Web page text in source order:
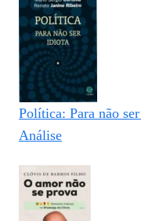
Política: Para não
Análise